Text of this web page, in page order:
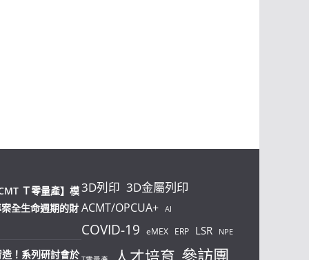
Ｔ零量產】模
全生命週期的財
！系列研討會於
3D列印 3D金屬列印
ACMT/OPCUA+ AI
COVID-19 eMEX ERP LSR NPE